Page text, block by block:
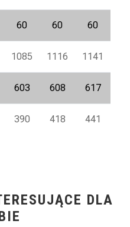
60 60 60
1085 1116 1141
603 608 617
390 418 441
DLA